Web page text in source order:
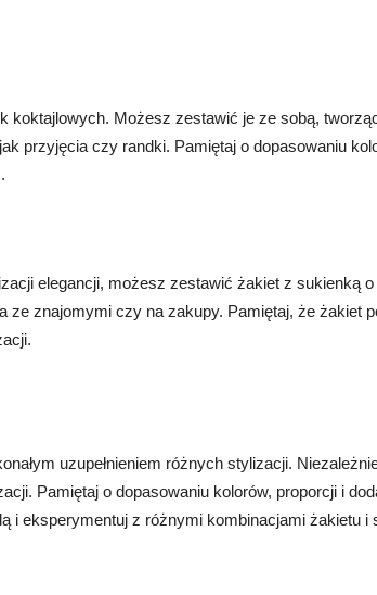
koktajlowych. Możesz zestawić je ze sobą,
przyjęcia czy randki. Pamiętaj o dopasowaniu
elegancji, możesz zestawić żakiet z sukienką
ze znajomymi czy na zakupy. Pamiętaj, że żakiet
uzupełnieniem różnych stylizacji.
Pamiętaj o dopasowaniu kolorów, proporcji i
i eksperymentuj z różnymi kombinacjami żakietu i